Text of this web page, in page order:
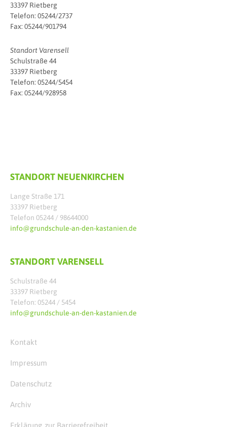
33397 Rietberg
Telefon: 05244/2737
Fax: 05244/901794
Standort Varensell
Schulstraße 44
33397 Rietberg
Telefon: 05244/5454
Fax: 05244/928958
STANDORT NEUENKIRCHEN
Lange Straße 171
33397 Rietberg
Telefon 05244 / 98644000
info@grundschule-an-den-kastanien.de
STANDORT VARENSELL
Schulstraße 44
33397 Rietberg
Telefon: 05244 / 5454
info@grundschule-an-den-kastanien.de
Kontakt
Impressum
Datenschutz
Archiv
Erklärung zur Barrierefreiheit